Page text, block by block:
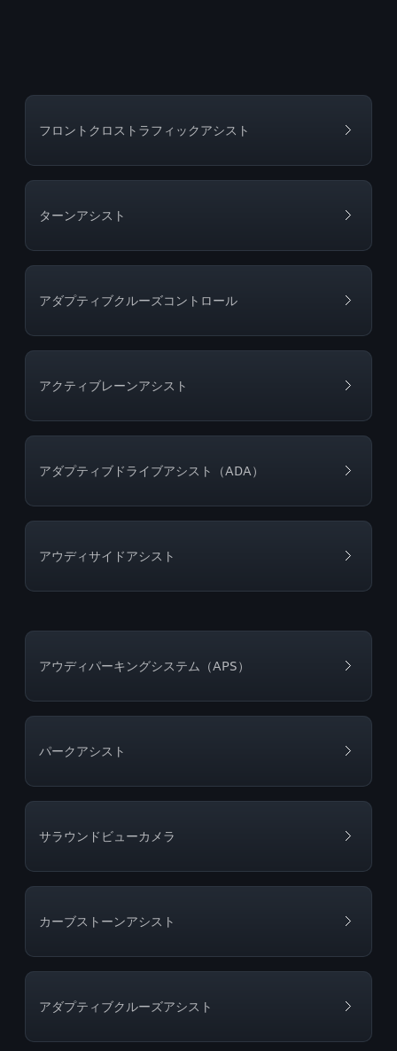
フロントクロストラフィックアシスト
ターンアシスト
アダプティブクルーズコントロール
アクティブレーンアシスト
アダプティブドライブアシスト（ADA）
アウディサイドアシスト
アウディパーキングシステム（APS）
パークアシスト
サラウンドビューカメラ
カーブストーンアシスト
アダプティブクルーズアシスト